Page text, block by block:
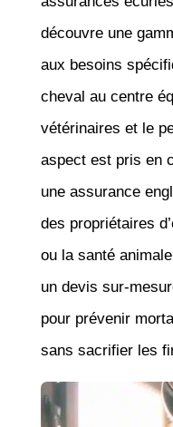
découvre une
aux besoins
cheval au centre
vétérinaires et le
aspect est pris en
une assurance
des propriétaires
ou la santé
un devis sur-
pour prévenir
sans sacrifier les